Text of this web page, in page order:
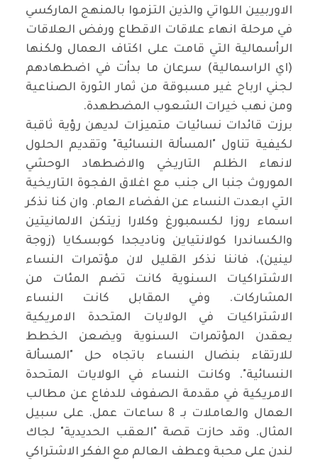
الاوربيين اللواتي والذين التزموا بالمنهج الماركسي
في مرحلة انهاء علاقات الاقطاع ورفض العلاقات
الرأسمالية التي قامت على اكتاف العمال ولكنها
(اي الراسمالية) سرعان ما بدأت في اضطهادهم
لجني ارباح غير مسبوقة من ثمار الثورة الصناعية
ومن نهب خيرات الشعوب المضطهدة.
برزت قائدات نسائيات متميزات لديهن رؤية ثاقبة
لكيفية تناول "المسألة النسائية" وتقديم الحلول
لانهاء الظلم التاريخي والاضطهاد الوحشي
الموروث جنبا الى جنب مع اغلاق الفجوة التاريخية
التي ابعدت النساء عن الفضاء العام. وان كنا نذكر
اسماء روزا لكسمبورغ وكلارا زيتكن الالمانيتين
والكساندرا كولانتياين وناديجدا كوبسكايا (زوجة
لينين)، فاننا نذكر القليل لان مؤتمرات النساء
الاشتراكيات السنوية كانت تضم المئات من
المشاركات. وفي المقابل كانت النساء
الاشتراكيات في الولايات المتحدة الامريكية
يعقدن المؤتمرات السنوية ويضعن الخطط
للارتقاء بنضال النساء باتجاه حل "المسألة
النسائية". وكانت النساء في الولايات المتحدة
الامريكية في مقدمة الصفوف للدفاع عن مطالب
العمال والعاملات بـ 8 ساعات عمل. على سبيل
المثال. وقد حازت قصة "العقب الحديدية" لجاك
لندن على محبة وعطف العالم مع الفكر الاشتراكي